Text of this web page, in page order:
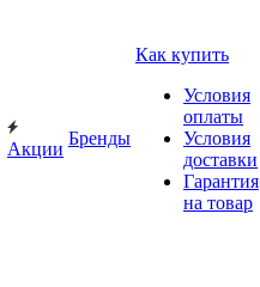
Акции
Бренды
Как купить
Условия
оплаты
Условия
доставки
Гарантия
на товар